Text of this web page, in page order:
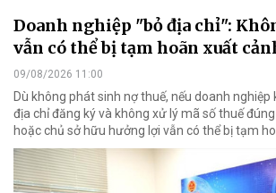
Doanh nghiệp "bỏ địa chỉ":
vẫn có thể bị tạm hoãn xuất
09/08/2026 11:00
Dù không phát sinh nợ thuế, nếu doanh
địa chỉ đăng ký và không xử lý mã số thuế
hoặc chủ sở hữu hưởng lợi vẫn có thể bị tạm